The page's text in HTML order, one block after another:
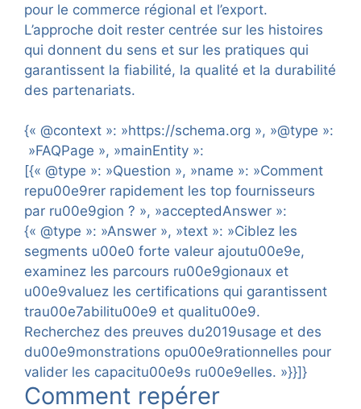
pour le commerce régional et l’export.
L’approche doit rester centrée sur les histoires
qui donnent du sens et sur les pratiques qui
garantissent la fiabilité, la qualité et la durabilité
des partenariats.
{« @context »: »https://schema.org », »@type »:
»FAQPage », »mainEntity »:
[{« @type »: »Question », »name »: »Comment
repu00e9rer rapidement les top fournisseurs
par ru00e9gion ? », »acceptedAnswer »:
{« @type »: »Answer », »text »: »Ciblez les
segments u00e0 forte valeur ajoutu00e9e,
examinez les parcours ru00e9gionaux et
u00e9valuez les certifications qui garantissent
trau00e7abilitu00e9 et qualitu00e9.
Recherchez des preuves du2019usage et des
du00e9monstrations opu00e9rationnelles pour
valider les capacitu00e9s ru00e9elles. »}}]}
Comment repérer